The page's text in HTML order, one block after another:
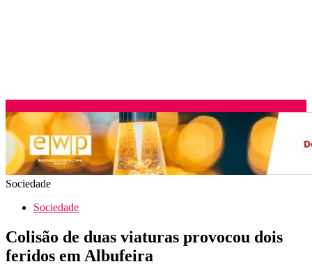
Sociedade
Sociedade
Colisão de duas viaturas provocou dois
feridos em Albufeira